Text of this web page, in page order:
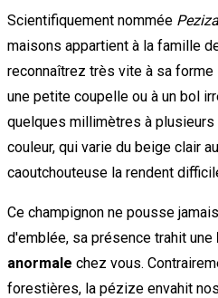
Scientifiquement nommée
maisons appartient à la famille
reconnaîtrez très vite à sa
une petite coupelle ou à un bol
quelques millimètres à
couleur, qui varie du beige clair
caoutchouteuse la rendent
Ce champignon ne pousse
d'emblée, sa présence trahit une
anormale chez vous.
forestières, la pézize envahit